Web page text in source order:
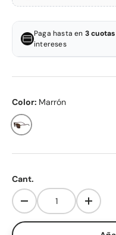
Tu precio con el cupón:
En tu primera compra · Sin
Tu precio con el cupón:
SUNTIME10%
Aplica un solo cupón por
Paga hasta en 3
intereses
Color: Marrón
Marrón
Cant.
Disminuir cantidad